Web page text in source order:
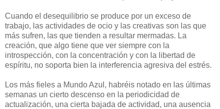
Cuando el desequilibrio se produce por un exceso de
trabajo, las actividades de ocio y las creativas son las que
más sufren, las que tienden a resultar mermadas. La
creación, que algo tiene que ver siempre con la
introspección, con la concentración y con la libertad de
espíritu, no soporta bien la interferencia agresiva del estrés.
Los más fieles a Mundo Azul, habréis notado en las últimas
semanas un cierto descenso en la periodicidad de
actualización, una cierta bajada de actividad, una ausencia